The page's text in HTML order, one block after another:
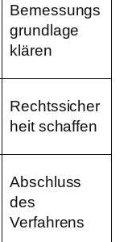
Bemessungs
grundlage
klären
Rechtssicher
heit schaffen
Abschluss
des
Verfahrens